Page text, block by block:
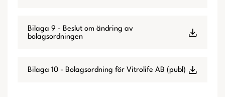
Bilaga 9 - Beslut om ändring av
bolagsordningen
Bilaga 10 - Bolagsordning för Vitrolife AB (publ)